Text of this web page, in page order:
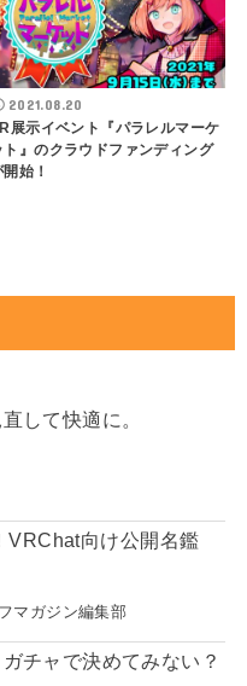
2021.08.20
展示イベント『パラレルマーケ
ト』のクラウドファンディング
始！
して快適に。
VRChat向け公開名鑑
マガジン編集部
チャで決めてみない？